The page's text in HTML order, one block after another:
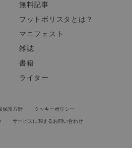
無料記事
フットボリスタとは？
マニフェスト
雑誌
書籍
ライター
保護方針
クッキーポリシー
サービスに関するお問い合わせ